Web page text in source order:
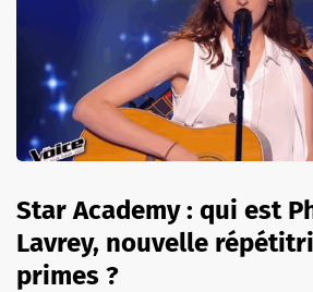
Star Academy : qui est
Lavrey, nouvelle
primes ?